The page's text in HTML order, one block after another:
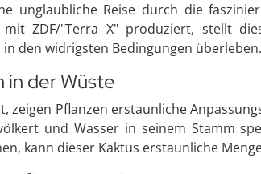
unglaubliche Reise durch die
ZDF/"Terra X" produziert, stellt
den widrigsten Bedingungen überleben.
in der Wüste
zeigen Pflanzen erstaunliche
und Wasser in seinem Stamm
kann dieser Kaktus erstaunliche